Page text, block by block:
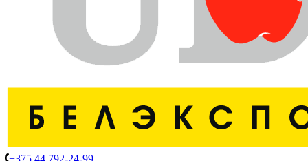
+375 44 792-24-99